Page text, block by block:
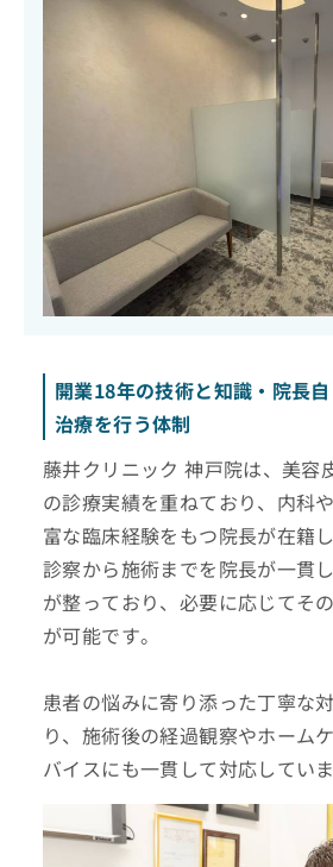
開業18年の技術と知識・院長
治療を行う体制
藤井クリニック 神戸院は、美容
の診療実績を重ねており、内科
富な臨床経験をもつ院長が在籍し
診察から施術までを院長が一貫
が整っており、必要に応じてそ
が可能です。
患者の悩みに寄り添った丁寧な
り、施術後の経過観察やホーム
バイスにも一貫して対応していま